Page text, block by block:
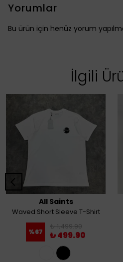
Yorumlar
Bu ürün için henüz yorum
İlgili
All Saints
Waved Short Sleeve T-Shirt
%67
₺ 1,499.90
₺ 499.90